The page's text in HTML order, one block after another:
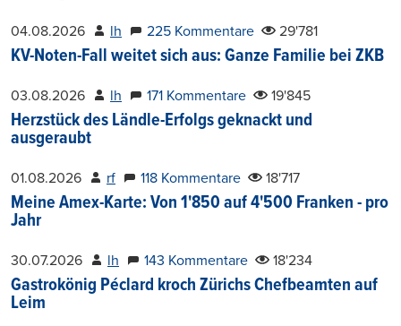
04.08.2026 lh 225 Kommentare 29'781
KV-Noten-Fall weitet sich aus: Ganze Familie bei ZKB
03.08.2026 lh 171 Kommentare 19'845
Herzstück des Ländle-Erfolgs geknackt und
ausgeraubt
01.08.2026 rf 118 Kommentare 18'717
Meine Amex-Karte: Von 1'850 auf 4'500 Franken - pro
Jahr
30.07.2026 lh 143 Kommentare 18'234
Gastrokönig Péclard kroch Zürichs Chefbeamten auf
Leim